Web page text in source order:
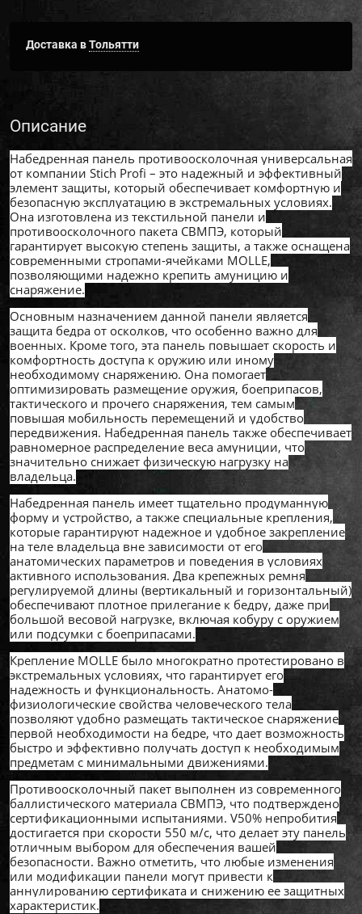
Доставка вТольятти
Описание
Набедренная панель противоосколочная универсальная
от компании Stich Profi – это надежный и эффективный
элемент защиты, который обеспечивает комфортную и
безопасную эксплуатацию в экстремальных условиях.
Она изготовлена из текстильной панели и
противоосколочного пакета СВМПЭ, который
гарантирует высокую степень защиты, а также оснащена
современными стропами-ячейками MOLLE,
позволяющими надежно крепить амуницию и
снаряжение.
Основным назначением данной панели является
защита бедра от осколков, что особенно важно для
военных. Кроме того, эта панель повышает скорость и
комфортность доступа к оружию или иному
необходимому снаряжению. Она помогает
оптимизировать размещение оружия, боеприпасов,
тактического и прочего снаряжения, тем самым
повышая мобильность перемещений и удобство
передвижения. Набедренная панель также обеспечивает
равномерное распределение веса амуниции, что
значительно снижает физическую нагрузку на
владельца.
Набедренная панель имеет тщательно продуманную
форму и устройство, а также специальные крепления,
которые гарантируют надежное и удобное закрепление
на теле владельца вне зависимости от его
анатомических параметров и поведения в условиях
активного использования. Два крепежных ремня
регулируемой длины (вертикальный и горизонтальный)
обеспечивают плотное прилегание к бедру, даже при
большой весовой нагрузке, включая кобуру с оружием
или подсумки с боеприпасами.
Крепление MOLLE было многократно протестировано в
экстремальных условиях, что гарантирует его
надежность и функциональность. Анатомо-
физиологические свойства человеческого тела
позволяют удобно размещать тактическое снаряжение
первой необходимости на бедре, что дает возможность
быстро и эффективно получать доступ к необходимым
предметам с минимальными движениями.
Противоосколочный пакет выполнен из современного
баллистического материала СВМПЭ, что подтверждено
сертификационными испытаниями. V50% непробития
достигается при скорости 550 м/с, что делает эту панель
отличным выбором для обеспечения вашей
безопасности. Важно отметить, что любые изменения
или модификации панели могут привести к
аннулированию сертификата и снижению ее защитных
характеристик.